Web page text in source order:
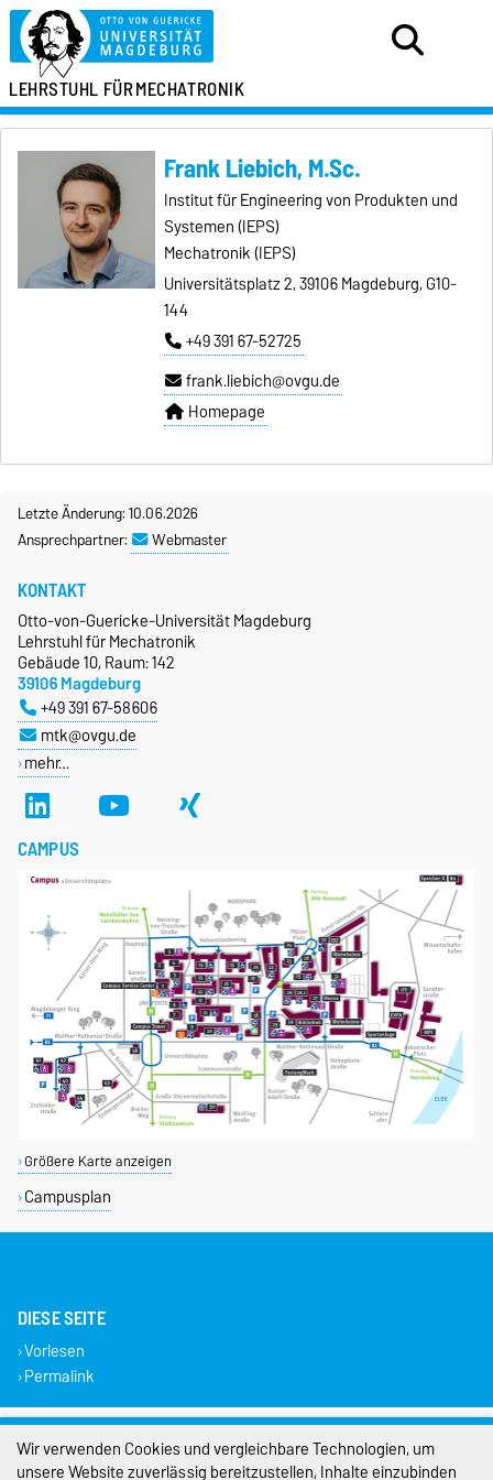
LEHRSTUHL FÜRMECHATRONIK
Frank Liebich, M.Sc.
Institut für Engineering von Produkten und
Systemen (IEPS)
Mechatronik (IEPS)
Universitätsplatz 2, 39106 Magdeburg, G10-
144
+49 391 67-52725
frank.liebich@ovgu.de
Homepage
Letzte Änderung: 10.06.2026
Ansprechpartner:
Webmaster
KONTAKT
Otto-von-Guericke-Universität Magdeburg
Lehrstuhl für Mechatronik
Gebäude 10, Raum: 142
39106 Magdeburg
+49 391 67-58606
mtk@ovgu.de
mehr…
CAMPUS
Größere Karte anzeigen
Campusplan
DIESE SEITE
Vorlesen
Permalink
Impressum
Datenschutz
Wir verwenden Cookies und vergleichbare Technologien, um
unsere Website zuverlässig bereitzustellen, Inhalte einzubinden